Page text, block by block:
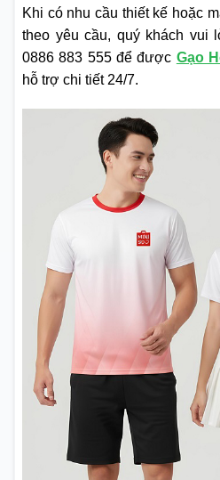
Khi có nhu cầu thiết kế hoặc
theo yêu cầu, quý khách vui
0886 883 555 để được Gạo
hỗ trợ chi tiết 24/7.